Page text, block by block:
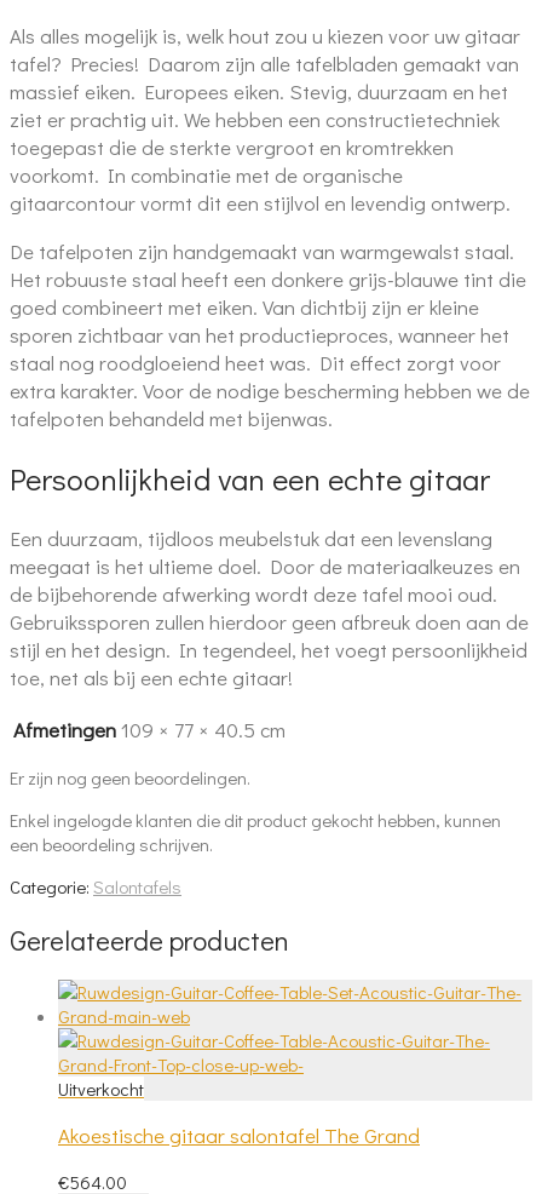
Als alles mogelijk is, welk hout zou u kiezen voor uw gitaar
tafel? Precies! Daarom zijn alle tafelbladen gemaakt van
massief eiken. Europees eiken. Stevig, duurzaam en het
ziet er prachtig uit. We hebben een constructietechniek
toegepast die de sterkte vergroot en kromtrekken
voorkomt. In combinatie met de organische
gitaarcontour vormt dit een stijlvol en levendig ontwerp.
De tafelpoten zijn handgemaakt van warmgewalst staal.
Het robuuste staal heeft een donkere grijs-blauwe tint die
goed combineert met eiken. Van dichtbij zijn er kleine
sporen zichtbaar van het productieproces, wanneer het
staal nog roodgloeiend heet was. Dit effect zorgt voor
extra karakter. Voor de nodige bescherming hebben we de
tafelpoten behandeld met bijenwas.
Persoonlijkheid van een echte gitaar
Een duurzaam, tijdloos meubelstuk dat een levenslang
meegaat is het ultieme doel. Door de materiaalkeuzes en
de bijbehorende afwerking wordt deze tafel mooi oud.
Gebruikssporen zullen hierdoor geen afbreuk doen aan de
stijl en het design. In tegendeel, het voegt persoonlijkheid
toe, net als bij een echte gitaar!
Afmetingen109 × 77 × 40.5 cm
Er zijn nog geen beoordelingen.
Enkel ingelogde klanten die dit product gekocht hebben, kunnen
een beoordeling schrijven.
Categorie: Salontafels
Gerelateerde producten
Akoestische gitaar salontafel The Grand
€564.00